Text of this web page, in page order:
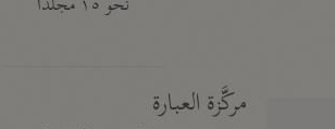
مركَّزة العبارة